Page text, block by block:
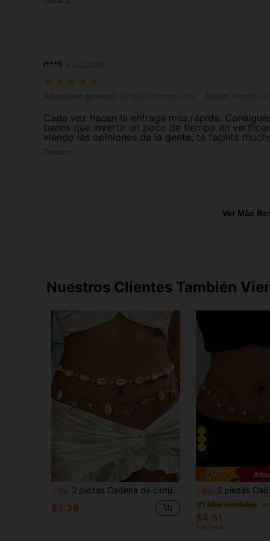
l***5
Cada vez hacen la entraga más rápida.
tienes que invertir un poco de tiempo en
viendo las opiniones de la gente, te facilita
Traducir
Ver Más
Nuestros Clientes También
-7% 2 piezas Cadena de cintura con cuentas de estilo bohemio serie océano con conchas & estrellas de mar para mujeres
$5.39
12
-8% 2 piezas Cadena de cintura con cuentas de estilo bohemio de la
#1 Más vendidos
$4.51
Estimado